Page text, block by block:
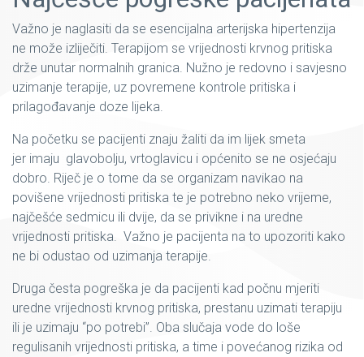
Važno je naglasiti da se esencijalna arterijska hipertenzija
ne može izliječiti. Terapijom se vrijednosti krvnog pritiska
drže unutar normalnih granica. Nužno je redovno i savjesno
uzimanje terapije, uz povremene kontrole pritiska i
prilagođavanje doze lijeka.
Na početku se pacijenti znaju žaliti da im lijek smeta
jer imaju glavobolju, vrtoglavicu i općenito se ne osjećaju
dobro. Riječ je o tome da se organizam navikao na
povišene vrijednosti pritiska te je potrebno neko vrijeme,
najčešće sedmicu ili dvije, da se privikne i na uredne
vrijednosti pritiska. Važno je pacijenta na to upozoriti kako
ne bi odustao od uzimanja terapije.
Druga česta pogreška je da pacijenti kad počnu mjeriti
uredne vrijednosti krvnog pritiska, prestanu uzimati terapiju
ili je uzimaju “po potrebi”. Oba slučaja vode do loše
regulisanih vrijednosti pritiska, a time i povećanog rizika od